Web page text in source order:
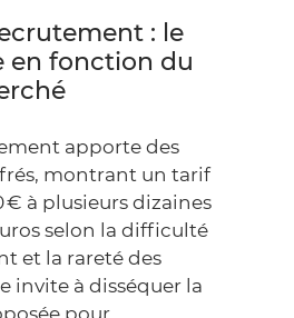
: le
en fonction du
apporte des
montrant un tarif
€ à plusieurs dizaines
selon la difficulté
et la rareté des
invite à disséquer la